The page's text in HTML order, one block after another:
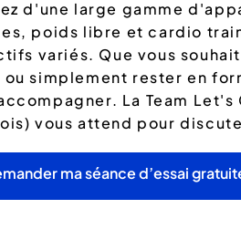
d'une large gamme
poids libre et cardio
variés. Que vous
simplement rester en
La Team Let's
vous attend pour
ma séance d’essai